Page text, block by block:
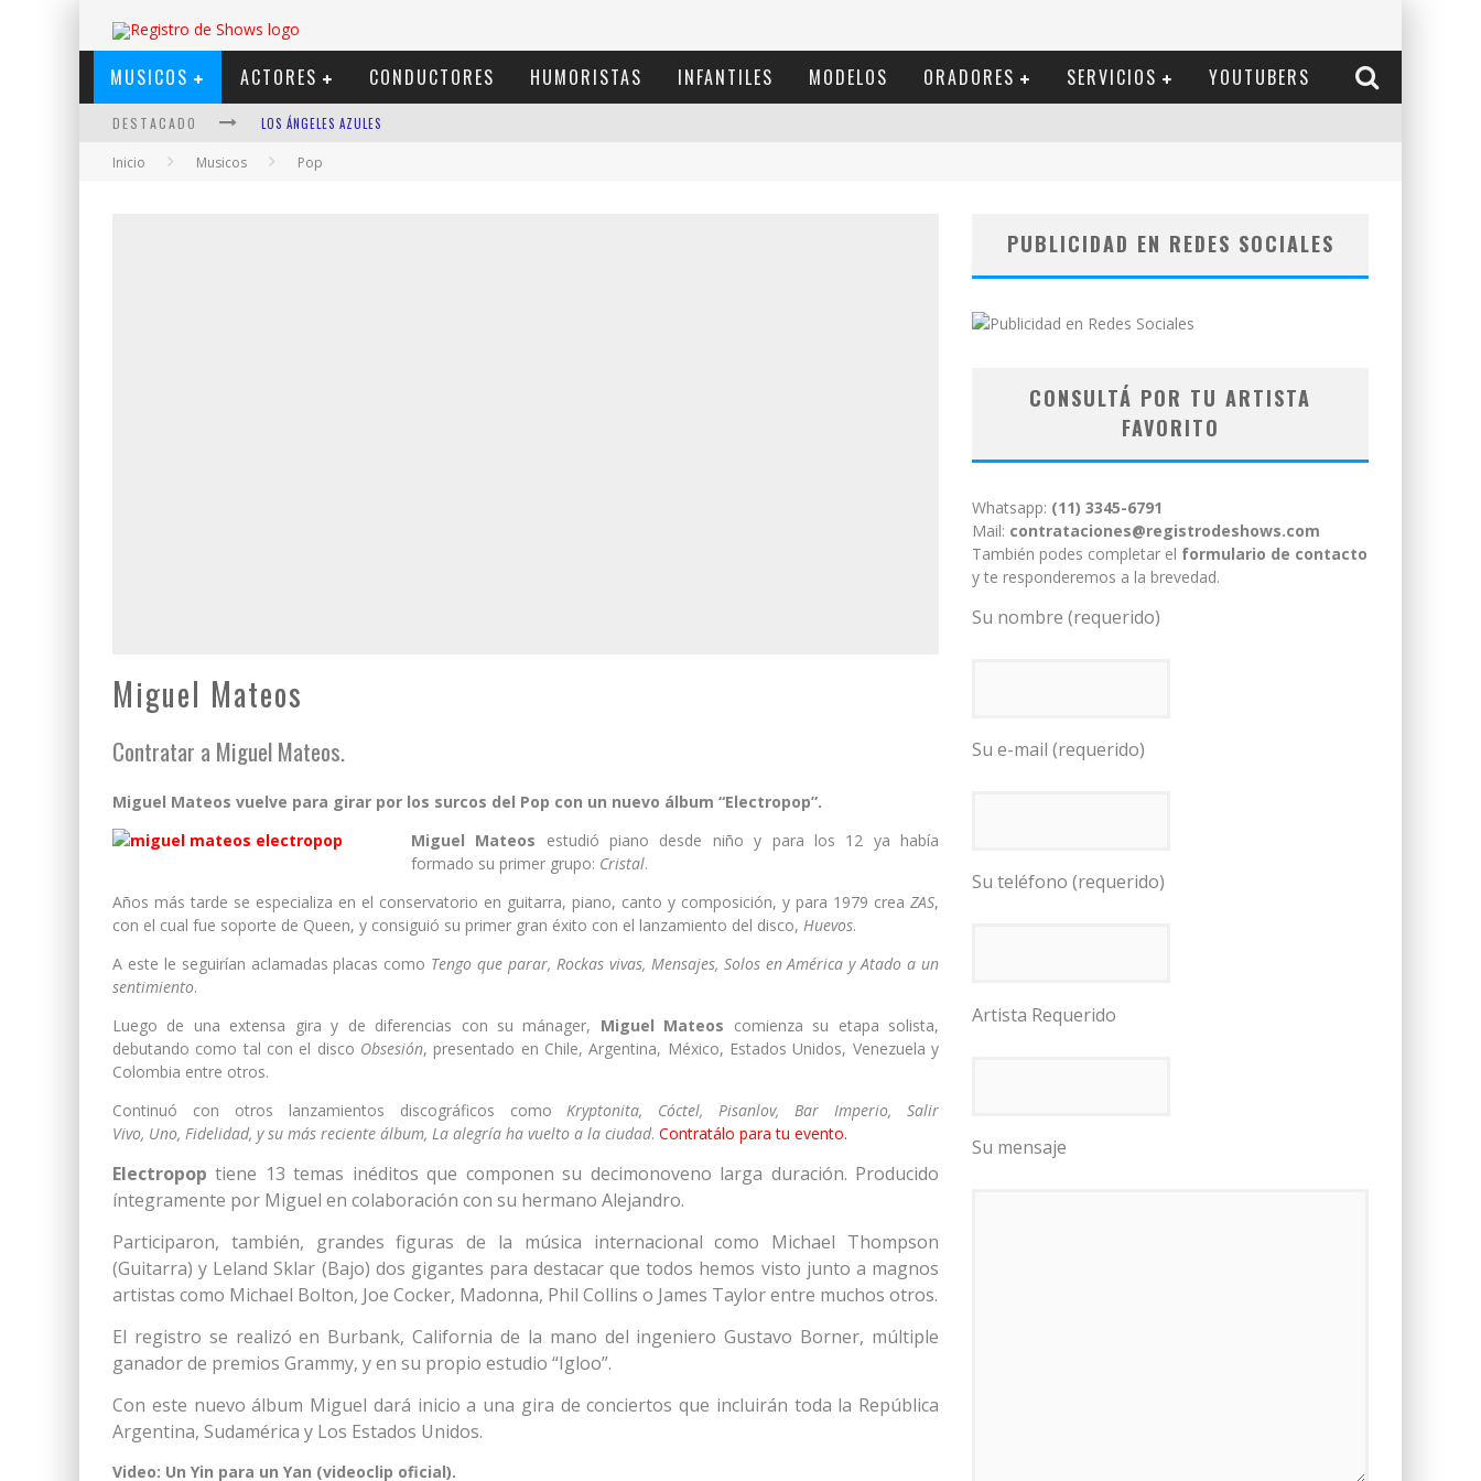
MUSICOS ACTORES CONDUCTORES HUMORISTAS INFANTILES MODELOS ORADORES SERVICIOS YOUTUBERS
DESTACADO LOS ÁNGELES AZULES
SHOWS VIA STREAMING
Inicio Musicos Pop
Miguel Mateos
Contratar a Miguel Mateos.
Miguel Mateos vuelve para girar por los surcos del Pop con un nuevo álbum “Electropop”.
Miguel Mateos estudió piano desde niño y para los 12 ya había
formado su primer grupo: Cristal.
Años más tarde se especializa en el conservatorio en guitarra, piano, canto y composición, y para 1979 crea ZAS,
con el cual fue soporte de Queen, y consiguió su primer gran éxito con el lanzamiento del disco, Huevos.
A este le seguirían aclamadas placas como Tengo que parar, Rockas vivas, Mensajes, Solos en América y Atado a un
sentimiento.
Luego de una extensa gira y de diferencias con su mánager, Miguel Mateos comienza su etapa solista,
debutando como tal con el disco Obsesión, presentado en Chile, Argentina, México, Estados Unidos, Venezuela y
Colombia entre otros.
Continuó con otros lanzamientos discográficos comoKryptonita, Cóctel, Pisanlov, Bar Imperio, Salir
Vivo, Uno, Fidelidad, y su más reciente álbum, La alegría ha vuelto a la ciudad. Contratálo para tu evento.
Electropop tiene 13 temas inéditos que componen su decimonoveno larga duración. Producido
íntegramente por Miguel en colaboración con su hermano Alejandro.
Participaron, también, grandes figuras de la música internacional como Michael Thompson
(Guitarra) y Leland Sklar (Bajo) dos gigantes para destacar que todos hemos visto junto a magnos
artistas como Michael Bolton, Joe Cocker, Madonna, Phil Collins o James Taylor entre muchos otros.
El registro se realizó en Burbank, California de la mano del ingeniero Gustavo Borner, múltiple
ganador de premios Grammy, y en su propio estudio “Igloo”.
Con este nuevo álbum Miguel dará inicio a una gira de conciertos que incluirán toda la República
Argentina, Sudamérica y Los Estados Unidos.
Video: Un Yin para un Yan (videoclip oficial).
PUBLICIDAD EN REDES SOCIALES
CONSULTÁ POR TU ARTISTA
FAVORITO
Whatsapp: (11) 3345-6791
Mail: contrataciones@registrodeshows.com
También podes completar el formulario de contacto
y te responderemos a la brevedad.
Su nombre (requerido)
Su e-mail (requerido)
Su teléfono (requerido)
Artista Requerido
Su mensaje